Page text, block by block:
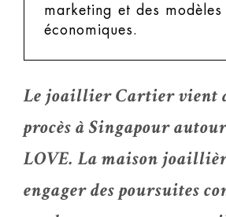
marketing et des modèles
économiques.
Le joaillier Cartier vient
procès à Singapour
LOVE. La maison
engager des poursuites